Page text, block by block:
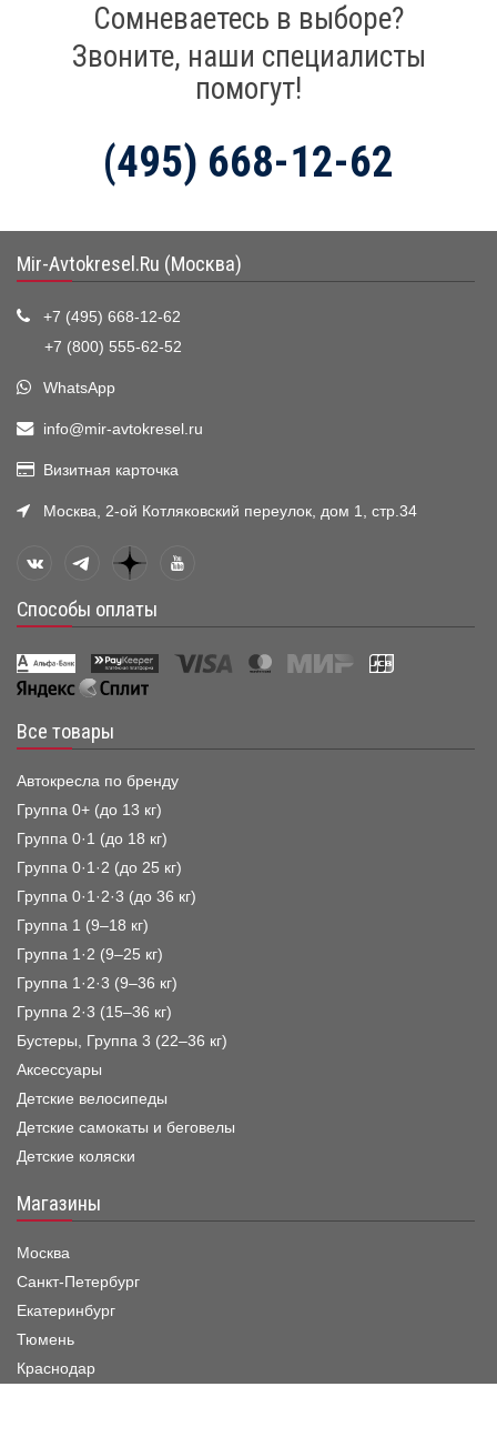
Сомневаетесь в выборе?
Звоните, наши специалисты
помогут!
(495) 668-12-62
Mir-Avtokresel.Ru (Москва)
+7 (495) 668-12-62
+7 (800) 555-62-52
WhatsApp
info@mir-avtokresel.ru
Визитная карточка
Москва, 2-ой Котляковский переулок, дом 1, стр.34
Способы оплаты
Все товары
Автокресла по бренду
Группа 0+ (до 13 кг)
Группа 0·1 (до 18 кг)
Группа 0·1·2 (до 25 кг)
Группа 0·1·2·3 (до 36 кг)
Группа 1 (9–18 кг)
Группа 1·2 (9–25 кг)
Группа 1·2·3 (9–36 кг)
Группа 2·3 (15–36 кг)
Бустеры, Группа 3 (22–36 кг)
Аксессуары
Детские велосипеды
Детские самокаты и беговелы
Детские коляски
Магазины
Москва
Санкт-Петербург
Екатеринбург
Тюмень
Краснодар